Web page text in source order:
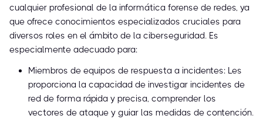
cualquier profesional de la informática forense de redes, ya
que ofrece conocimientos especializados cruciales para
diversos roles en el ámbito de la ciberseguridad. Es
especialmente adecuado para:
Miembros de equipos de respuesta a incidentes: Les
proporciona la capacidad de investigar incidentes de
red de forma rápida y precisa, comprender los
vectores de ataque y guiar las medidas de contención.